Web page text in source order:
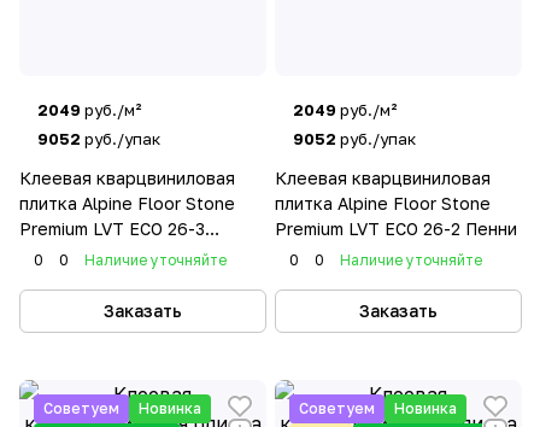
2049 руб./м²
9052 руб./упак
Клеевая кварцвиниловая
плитка Alpine Floor Stone
Premium LVT ЕСО 26-3
Джеофизз
0 0 Наличие уточняйте
Заказать
2049 руб./м²
9052 руб./упак
Клеевая кварцвиниловая
плитка Alpine Floor Stone
Premium LVT ЕСО 26-2 Пенни
0 0 Наличие уточняйте
Заказать
Советуем
Новинка
Советуем
Новинка